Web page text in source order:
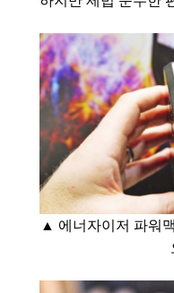
▲ 에너자이저 파워